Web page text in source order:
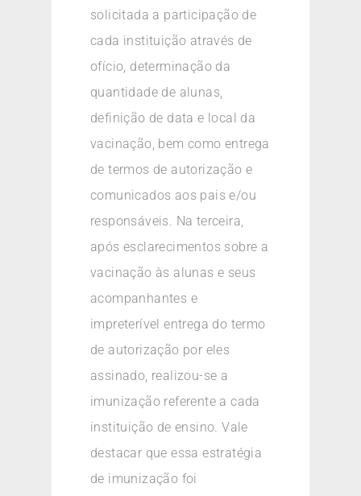
solicitada a participação de
cada instituição através de
ofício, determinação da
quantidade de alunas,
definição de data e local da
vacinação, bem como entrega
de termos de autorização e
comunicados aos pais e/ou
responsáveis. Na terceira,
após esclarecimentos sobre a
vacinação às alunas e seus
acompanhantes e
impreterível entrega do termo
de autorização por eles
assinado, realizou-se a
imunização referente a cada
instituição de ensino. Vale
destacar que essa estratégia
de imunização foi